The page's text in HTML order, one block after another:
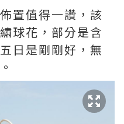
置值得一讚，該
球花，部分是含
日是剛剛好，無